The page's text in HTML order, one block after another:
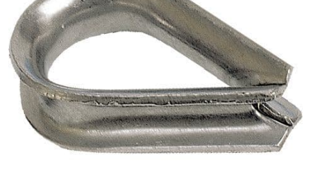
Motor/Styring
Fortøyning
Fritid/Sikkerhet